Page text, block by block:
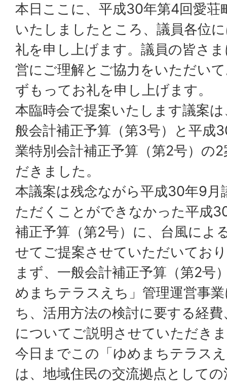
本日ここに、平成30年第4回愛荘
いたしましたところ、議員各位
礼を申し上げます。議員の皆さ
営にご理解とご協力をいただい
ずもってお礼を申し上げます。
本臨時会で提案いたします議案
般会計補正予算（第3号）と平成
業特別会計補正予算（第2号）の
だきました。
本議案は残念ながら平成30年9月
ただくことができなかった平成
補正予算（第2号）に、台風によ
せてご提案させていただいてお
まず、一般会計補正予算（第2号
めまちテラスえち」管理運営事
ち、活用方法の検討に要する経
についてご説明させていただき
今日までこの「ゆめまちテラス
は、地域住民の交流拠点として